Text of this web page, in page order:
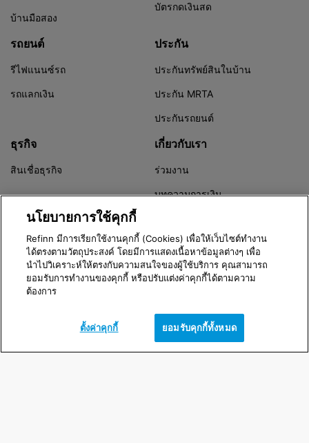
บ้านมือสอง
บัตรกดเงินสด
รถยนต์
รีไฟแนนซ์รถ
รถแลกเงิน
ประกัน
ประกันทรัพย์สินในบ้าน
ประกัน MRTA
ประกันรถยนต์
ธุรกิจ
สินเชื่อธุรกิจ
เกี่ยวกับเรา
ร่วมงาน
บทความการเงิน
Version 3.8.0
© 2016 - 2026 Refinn | Xponential Enterprise Co,. Ltd.
วัน และเวลาทำการ
นโยบายการใช้คุกกี้
Refinn มีการเรียกใช้งานคุกกี้ (Cookies) เพื่อให้เว็บไซต์ทำงาน
ได้ตรงตามวัตถุประสงค์ โดยมีการแสดงเนื้อหาข้อมูลต่างๆ เพื่อ
นำไปวิเคราะห์ให้ตรงกับความสนใจของผู้ใช้บริการ คุณสามารถ
ยอมรับการทำงานของคุกกี้ หรือปรับแต่งค่าคุกกี้ได้ตามความ
ต้องการ
ตั้งค่าคุกกี้ ยอมรับคุกกี้ทั้งหมด